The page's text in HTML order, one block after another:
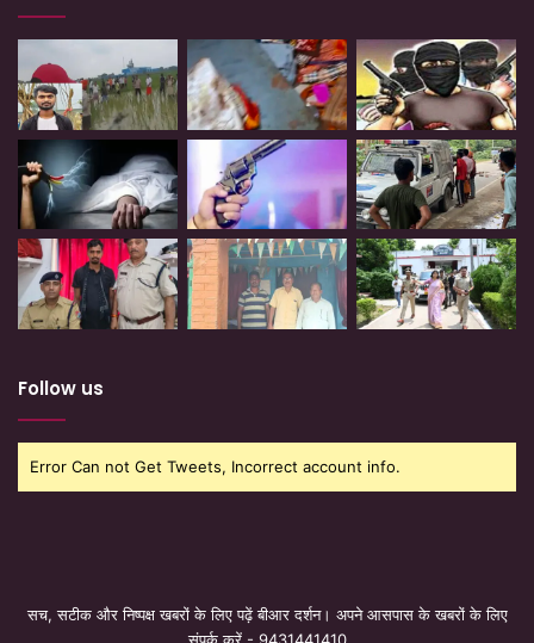
Follow us
Error Can not Get Tweets, Incorrect account info.
सच, सटीक और निष्पक्ष खबरों के लिए पढ़ें बीआर दर्शन। अपने आसपास के खबरों के लिए